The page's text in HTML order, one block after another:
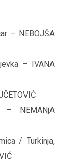
– NEBOJŠA
– IVANA
– NEMANjA
/ Turkinja,